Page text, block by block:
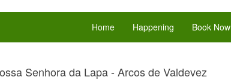
Home Happening Book Now
Senhora da Lapa - Arcos de Valdevez